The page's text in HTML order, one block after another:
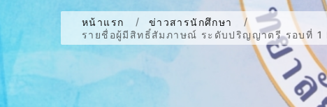
ปริญญาตรี
หน้าแรก
ข่าวสารนักศึกษา
รายชื่อผู้มีสิทธิ์สัมภาษณ์ ระดับปริญญ